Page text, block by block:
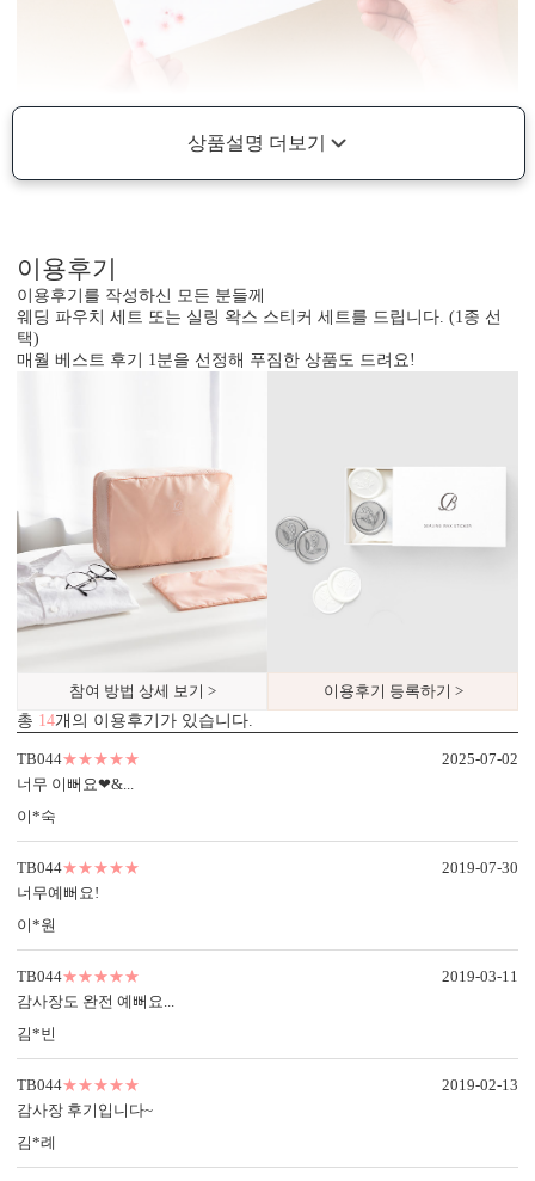
상품설명 더보기
이용후기
이용후기를 작성하신 모든 분들께
웨딩 파우치 세트 또는 실링 왁스 스티커 세트를 드립니다. (1종 선
택)
매월 베스트 후기 1분을 선정해 푸짐한 상품도 드려요!
참여 방법 상세 보기 >
이용후기 등록하기 >
총 14개의 이용후기가 있습니다.
TB044★★★★★
너무 이뻐요❤&...
이*숙
2025-07-02
TB044★★★★★
너무예뻐요!
이*원
2019-07-30
TB044★★★★★
감사장도 완전 예뻐요...
김*빈
2019-03-11
TB044★★★★★
감사장 후기입니다~
김*례
2019-02-13